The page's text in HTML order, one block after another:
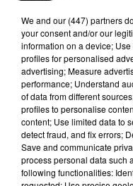
SAINT-JEAN-LE-
NATIONALE 2 :
Football, Nationale 2
Blanc, poule H.
We and our (447) partners
your consent and/or our
information on a device;
profiles for personalised
advertising; Measure
performance; Understand
of data from different
profiles to personalise
content; Use limited data to
detect fraud, and fix errors;
Save and communicate
process personal data such
following functionalities: